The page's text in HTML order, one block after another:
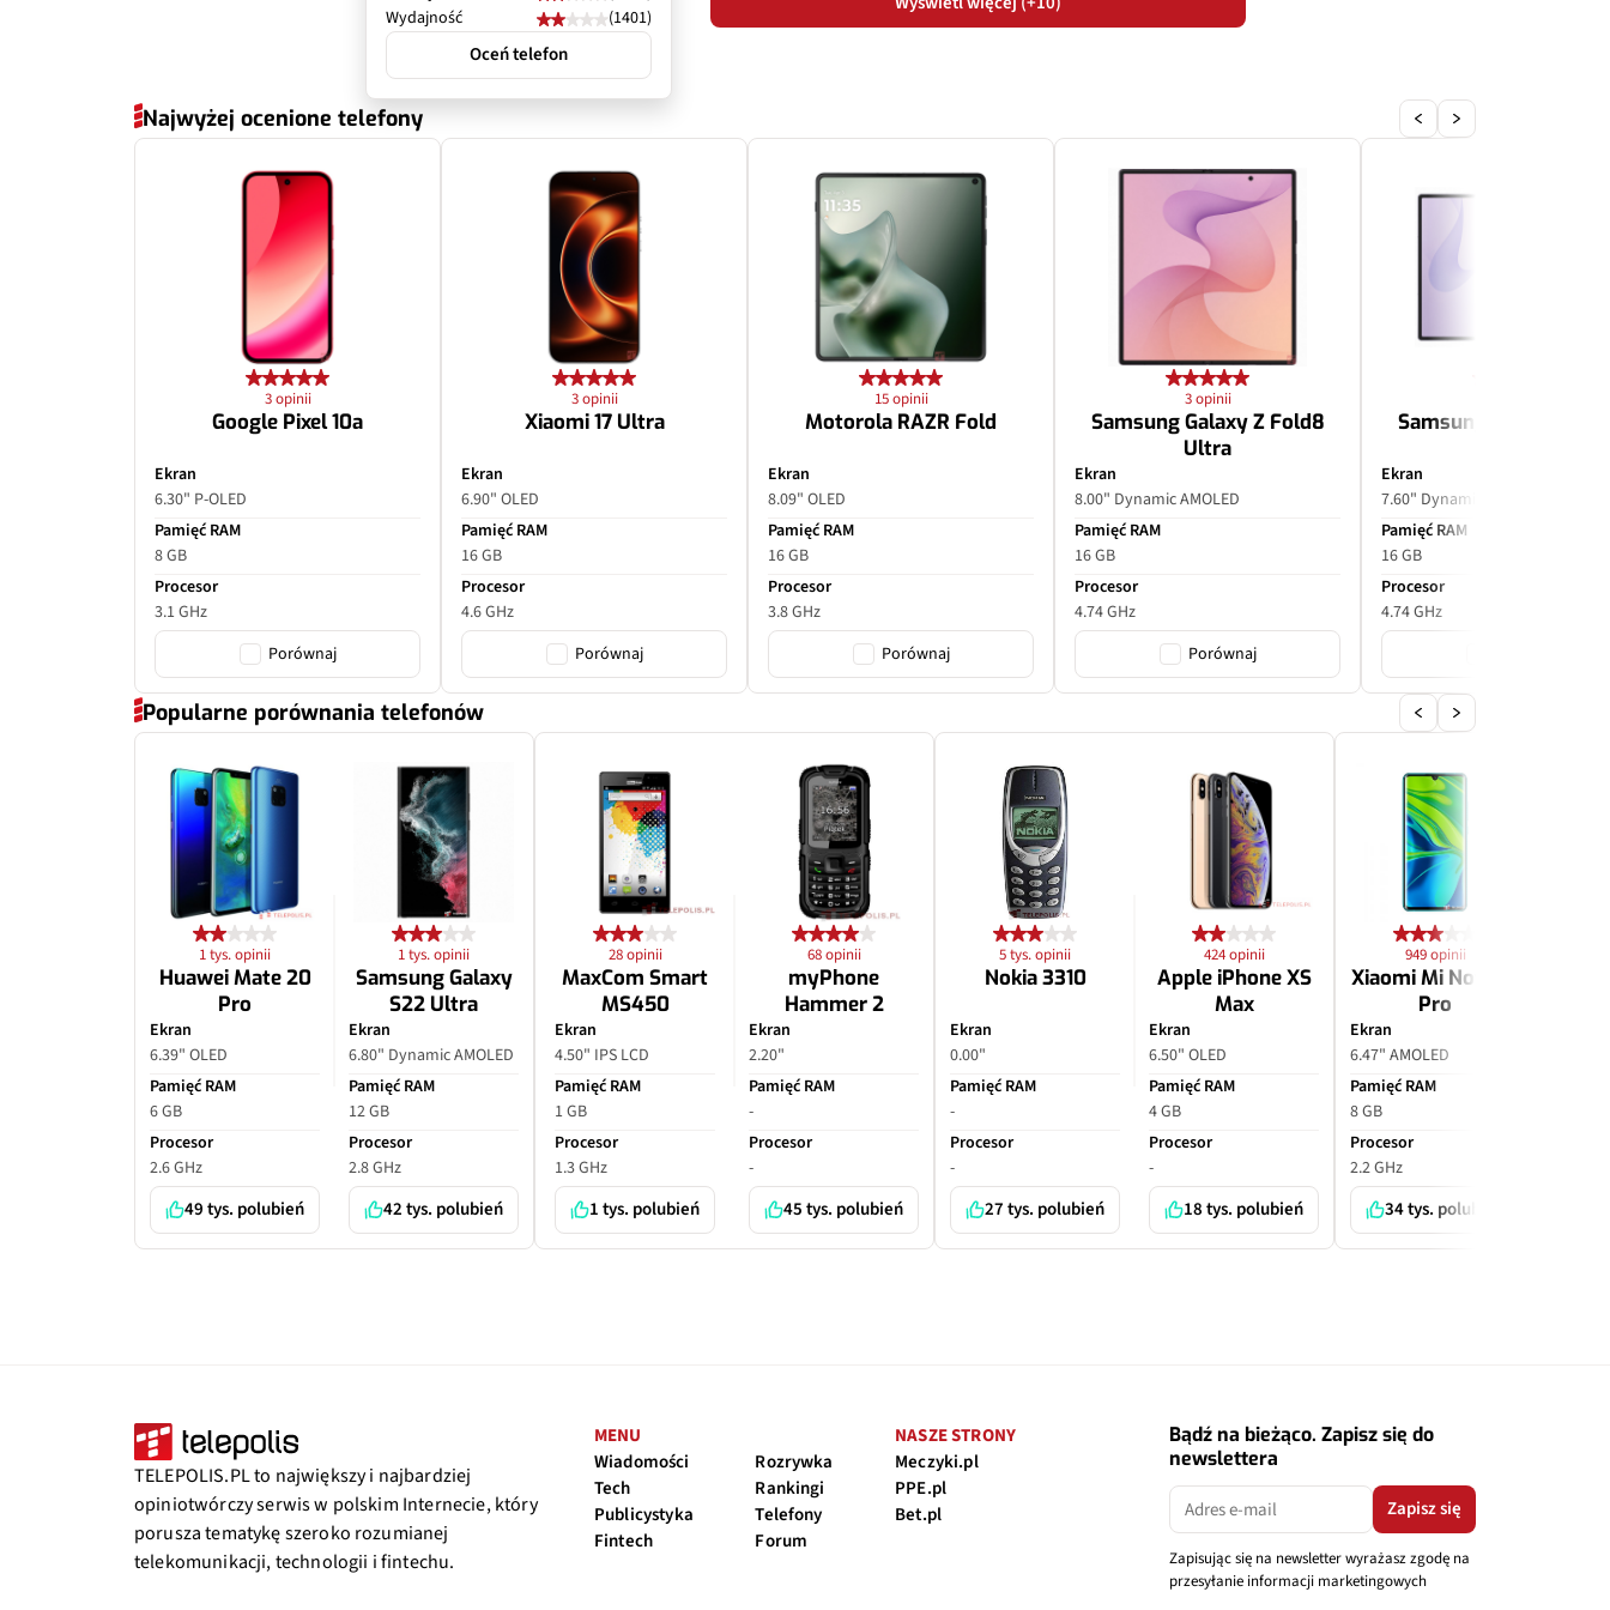
Wydajność
(1401)
Oceń telefon
Najwyżej ocenione telefony
3 opinii
Google Pixel 10a
Ekran
6.30" P-OLED
Pamięć RAM
8 GB
Procesor
3.1 GHz
Porównaj
3 opinii
Xiaomi 17 Ultra
Ekran
6.90" OLED
Pamięć RAM
16 GB
Procesor
4.6 GHz
Porównaj
15 opinii
Motorola RAZR Fold
Ekran
8.09" OLED
Pamięć RAM
16 GB
Procesor
3.8 GHz
Porównaj
3 opinii
Samsung Galaxy Z Fold8
Ultra
Ekran
8.00" Dynamic AMOLED
Pamięć RAM
16 GB
Procesor
4.74 GHz
Porównaj
Samsung Galaxy Z
Ekran
7.60" Dynamic AMOLED
Pamięć RAM
16 GB
Procesor
4.74 GHz
Popularne porównania telefonów
1 tys. opinii
Huawei Mate 20
Pro
Ekran
6.39" OLED
Pamięć RAM
6 GB
Procesor
2.6 GHz
49 tys. polubień
1 tys. opinii
Samsung Galaxy
S22 Ultra
Ekran
6.80" Dynamic AMOLED
Pamięć RAM
12 GB
Procesor
2.8 GHz
42 tys. polubień
28 opinii
MaxCom Smart
MS450
Ekran
4.50" IPS LCD
Pamięć RAM
1 GB
Procesor
1.3 GHz
1 tys. polubień
68 opinii
myPhone
Hammer 2
Ekran
2.20"
Pamięć RAM
-
Procesor
-
45 tys. polubień
5 tys. opinii
Nokia 3310
Ekran
0.00"
Pamięć RAM
-
Procesor
-
27 tys. polubień
424 opinii
Apple iPhone XS
Max
Ekran
6.50" OLED
Pamięć RAM
4 GB
Procesor
-
18 tys. polubień
949 opinii
Xiaomi Mi Note 10
Pro
Ekran
6.47" AMOLED
Pamięć RAM
8 GB
Procesor
2.2 GHz
34 tys. polubień
TELEPOLIS.PL to największy i najbardziej
opiniotwórczy serwis w polskim Internecie, który
porusza tematykę szeroko rozumianej
telekomunikacji, technologii i fintechu.
MENU
Wiadomości
Tech
Publicystyka
Fintech
Rozrywka
Rankingi
Telefony
Forum
NASZE STRONY
Meczyki.pl
PPE.pl
Bet.pl
Bądź na bieżąco. Zapisz się do
newslettera
Zapisz się
Zapisując się na newsletter wyrażasz zgodę na
przesyłanie informacji marketingowych